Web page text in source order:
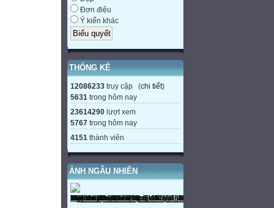
Đơn điệu
Ý kiến khác
THỐNG KÊ
12086233 truy cập (chi tiết)
5631 trong hôm nay
23614290 lượt xem
5767 trong hôm nay
4151 thành viên
ẢNH NGẪU NHIÊN